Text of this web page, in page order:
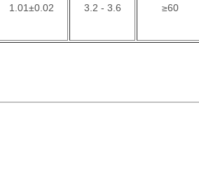
1.01±0.02 3.2 - 3.6 ≥60